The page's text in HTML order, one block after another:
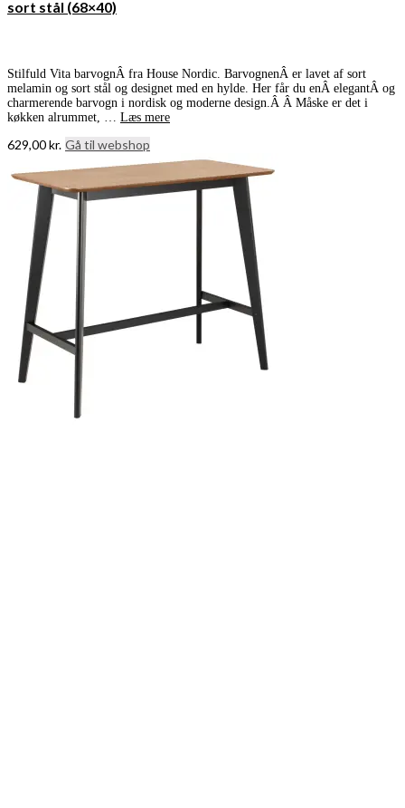
sort stål (68×40)
Stilfuld Vita barvognÂ fra House Nordic. BarvognenÂ er lavet af sort
melamin og sort stål og designet med en hylde. Her får du enÂ elegantÂ og
charmerende barvogn i nordisk og moderne design.Â Â Måske er det i
køkken alrummet, … Læs mere
629,00kr. Gå til webshop